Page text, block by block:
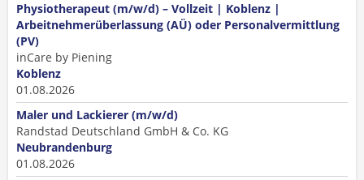
Physiotherapeut (m/w/d) – Vollzeit | Koblenz |
Arbeitnehmerüberlassung (AÜ) oder Personalvermittlung
(PV)
inCare by Piening
Koblenz
01.08.2026
Maler und Lackierer (m/w/d)
Randstad Deutschland GmbH & Co. KG
Neubrandenburg
01.08.2026